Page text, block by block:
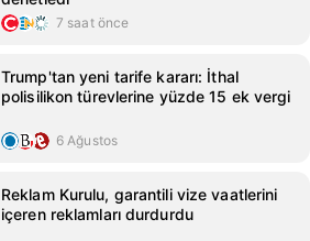
7 saat önce
Trump'tan yeni tarife kararı: İthal
polisilikon türevlerine yüzde 15 ek vergi
6 Ağustos
Reklam Kurulu, garantili vize vaatlerini
içeren reklamları durdurdu